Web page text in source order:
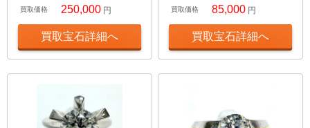
買取価格 250,000 円
買取宝石詳細へ
買取価格 85,000 円
買取宝石詳細へ